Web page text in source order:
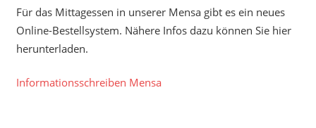
Für das Mittagessen in unserer Mensa gibt es ein neues
Online-Bestellsystem. Nähere Infos dazu können Sie hier
herunterladen.
Informationsschreiben Mensa